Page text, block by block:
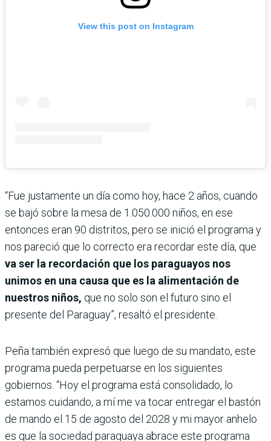
View this post on Instagram
“Fue justamente un día como hoy, hace 2 años, cuando
se bajó sobre la mesa de 1.050.000 niños, en ese
entonces eran 90 distritos, pero se inició el programa y
nos pareció que lo correcto era recordar este día, que
va ser la recordación que los paraguayos nos
unimos en una causa que es la alimentación de
nuestros niños, que no solo son el futuro sino el
presente del Paraguay”, resaltó el presidente.
Peña también expresó que luego de su mandato, este
programa pueda perpetuarse en los siguientes
gobiernos. “Hoy el programa está consolidado, lo
estamos cuidando, a mí me va tocar entregar el bastón
de mando el 15 de agosto del 2028 y mi mayor anhelo
es que la sociedad paraguaya abrace este programa